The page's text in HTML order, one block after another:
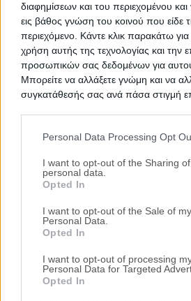
διαφημίσεων και του περιεχομένου
εις βάθος γνώση του κοινού που είδε
περιεχόμενο. Κάντε κλικ παρακάτω
χρήση αυτής της τεχνολογίας και την
προσωπικών σας δεδομένων για
Μπορείτε να αλλάξετε γνώμη και να
συγκατάθεσής σας ανά πάσα στιγμή
services and may gather and store
not limited to your visit or usage
grant or deny consent to Google and
use your data for below specified
consent section.
Personal Data Processing Opt
I want to opt-out of the Sharing
personal data.
Opted In
I want to opt-out of the Sale of my
Personal Data.
Opted In
I want to opt-out of processing
Personal Data for Targeted
Opted In
Δημοφιλείς Αναζητήσεις
Ακίνητα Κατοικίες
Κατάστημα
Γραφεία
περισσότερα >>
Τοπική Αναζήτηση